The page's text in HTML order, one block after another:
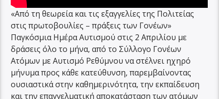
«Από τη θεωρεία και τις εξαγγελίες της Πολιτείας
στις πρωτοβουλίες – πράξεις των Γονέων»
Παγκόσμια Ημέρα Αυτισμού στις 2 Απριλίου με
δράσεις όλο το μήνα, από το Σύλλογο Γονέων
Ατόμων με Αυτισμό Ρεθύμνου να στέλνει ηχηρό
μήνυμα προς κάθε κατεύθυνση, παρεμβαίνοντας
ουσιαστικά στην καθημερινότητα, την εκπαίδευση
και την επαγγελματική αποκατάσταση των ατόμων